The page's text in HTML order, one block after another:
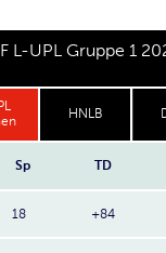
L-UPL Gruppe 1
HNLB
Sp TD
18 +84